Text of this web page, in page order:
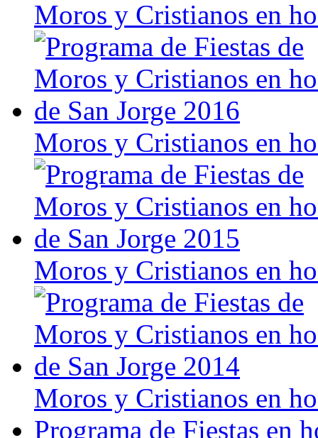
Moros y Cristianos en
Moros y Cristianos en
Moros y Cristianos en
Moros y Cristianos en
Programa de Fiestas en